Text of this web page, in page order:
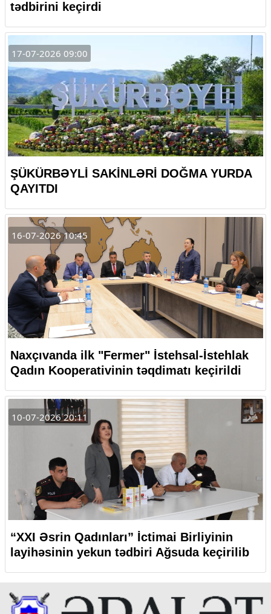
tədbirini keçirdi
17-07-2026 09:00
ŞÜKÜRBƏYLİ SAKİNLƏRİ DOĞMA YURDA
QAYITDI
16-07-2026 10:45
Naxçıvanda ilk "Fermer" İstehsal-İstehlak
Qadın Kooperativinin təqdimatı keçirildi
10-07-2026 20:11
“XXI Əsrin Qadınları” İctimai Birliyinin
layihəsinin yekun tədbiri Ağsuda keçirilib